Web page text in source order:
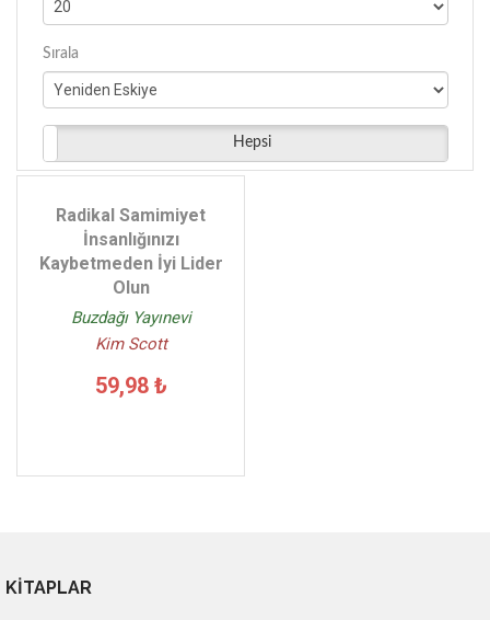
Sırala
Hepsi
Radikal Samimiyet
İnsanlığınızı
Kaybetmeden İyi Lider
Olun
Buzdağı Yayınevi
Kim Scott
59,98 ₺
KİTAPLAR